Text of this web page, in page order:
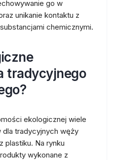
go w
unikanie kontaktu z
chemicznymi.
tradycyjnego
ekologicznej wiele
dla tradycyjnych węży
plastiku. Na rynku
wykonane z